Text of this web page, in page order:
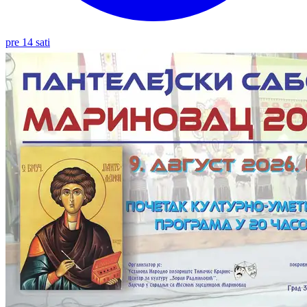
pre 14 sati